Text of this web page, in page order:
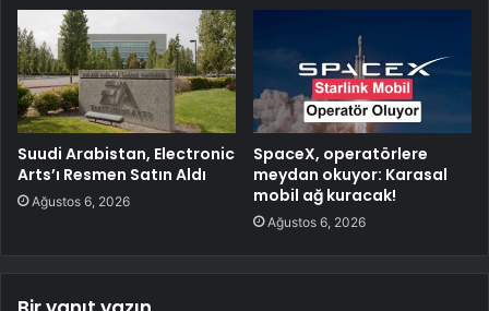
Suudi Arabistan, Electronic
Arts’ı Resmen Satın Aldı
Ağustos 6, 2026
SpaceX, operatörlere
meydan okuyor: Karasal
mobil ağ kuracak!
Ağustos 6, 2026